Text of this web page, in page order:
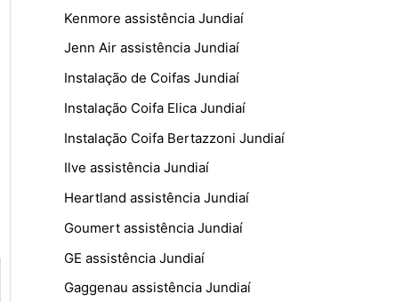
Kenmore assistência Jundiaí
Jenn Air assistência Jundiaí
Instalação de Coifas Jundiaí
Instalação Coifa Elica Jundiaí
Instalação Coifa Bertazzoni Jundiaí
Ilve assistência Jundiaí
Heartland assistência Jundiaí
Goumert assistência Jundiaí
GE assistência Jundiaí
Gaggenau assistência Jundiaí